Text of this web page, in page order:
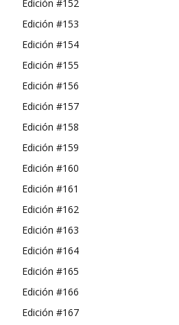
Edición #152
Edición #153
Edición #154
Edición #155
Edición #156
Edición #157
Edición #158
Edición #159
Edición #160
Edición #161
Edición #162
Edición #163
Edición #164
Edición #165
Edición #166
Edición #167